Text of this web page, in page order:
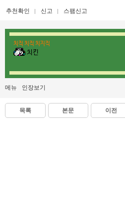
추천확인 신고 스팸신고
치직 치직 치지직
치킨
메뉴 인장보기
목록 본문 이전